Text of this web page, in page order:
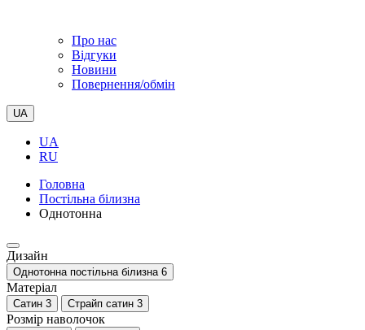
Про нас
Відгуки
Новини
Повернення/обмін
UA
UA
RU
Головна
Постільна білизна
Однотонна
Дизайн
Однотонна постільна білизна 6
Матеріал
Сатин 3 Страйп сатин 3
Розмір наволочок